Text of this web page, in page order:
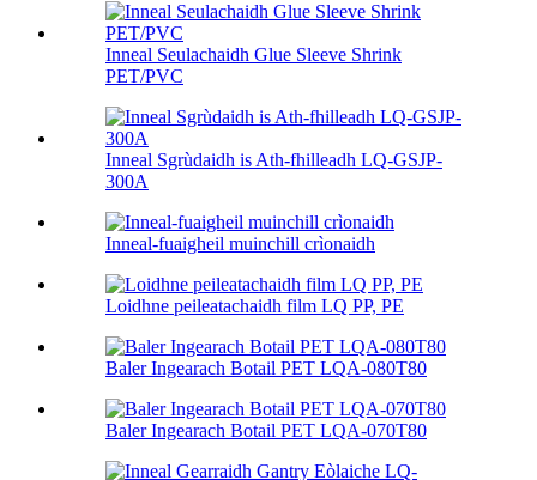
Inneal Seulachaidh Glue Sleeve Shrink
PET/PVC
Inneal Sgrùdaidh is Ath-fhilleadh LQ-GSJP-
300A
Inneal-fuaigheil muinchill crìonaidh
Loidhne peileatachaidh film LQ PP, PE
Baler Ingearach Botail PET LQA-080T80
Baler Ingearach Botail PET LQA-070T80